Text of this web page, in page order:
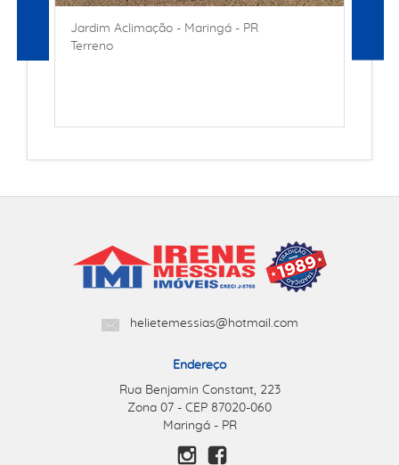
Jardim Aclimação - Maringá - PR
Terreno
helietemessias@hotmail.com
Endereço
Rua Benjamin Constant, 223
Zona 07 - CEP 87020-060
Maringá - PR